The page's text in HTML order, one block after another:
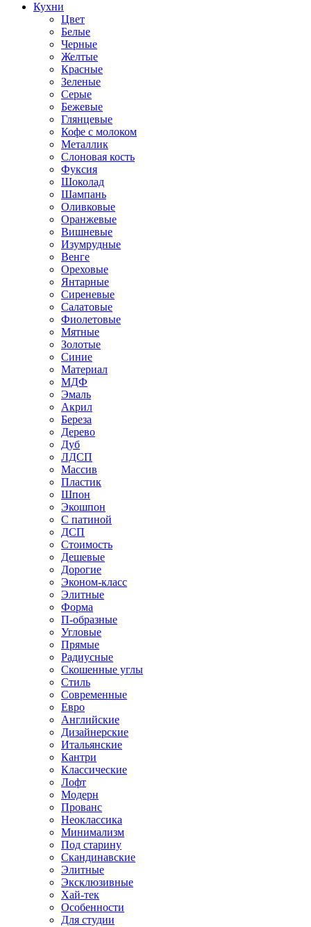
Кухни
Цвет
Белые
Черные
Желтые
Красные
Зеленые
Серые
Бежевые
Глянцевые
Кофе с молоком
Металлик
Слоновая кость
Фуксия
Шоколад
Шампань
Оливковые
Оранжевые
Вишневые
Изумрудные
Венге
Ореховые
Янтарные
Сиреневые
Салатовые
Фиолетовые
Мятные
Золотые
Синие
Материал
МДФ
Эмаль
Акрил
Береза
Дерево
Дуб
ЛДСП
Массив
Пластик
Шпон
Экошпон
С патиной
ДСП
Стоимость
Дешевые
Дорогие
Эконом-класс
Элитные
Форма
П-образные
Угловые
Прямые
Радиусные
Скошенные углы
Стиль
Современные
Евро
Английские
Дизайнерские
Итальянские
Кантри
Классические
Лофт
Модерн
Прованс
Неоклассика
Минимализм
Под старину
Скандинавские
Элитные
Эксклюзивные
Хай-тек
Особенности
Для студии